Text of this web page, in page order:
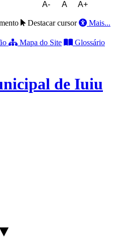
A- A A+
Destacar cursor Mais...
Mapa do Site Glossário
de Iuiu